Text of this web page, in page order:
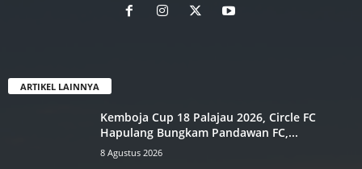
ARTIKEL LAINNYA
Kemboja Cup 18 Palajau 2026, ‎Circle FC
Hapulang Bungkam ‎Pandawan FC,...
8 Agustus 2026